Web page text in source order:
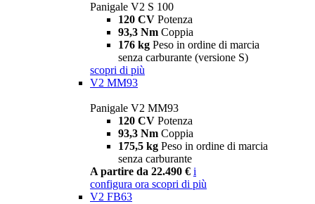
Panigale V2 S 100
120 CV Potenza
93,3 Nm Coppia
176 kg Peso in ordine di marcia
senza carburante (versione S)
scopri di più
V2 MM93
Panigale V2 MM93
120 CV Potenza
93,3 Nm Coppia
175,5 kg Peso in ordine di marcia
senza carburante
A partire da 22.490 € i
configura ora scopri di più
V2 FB63